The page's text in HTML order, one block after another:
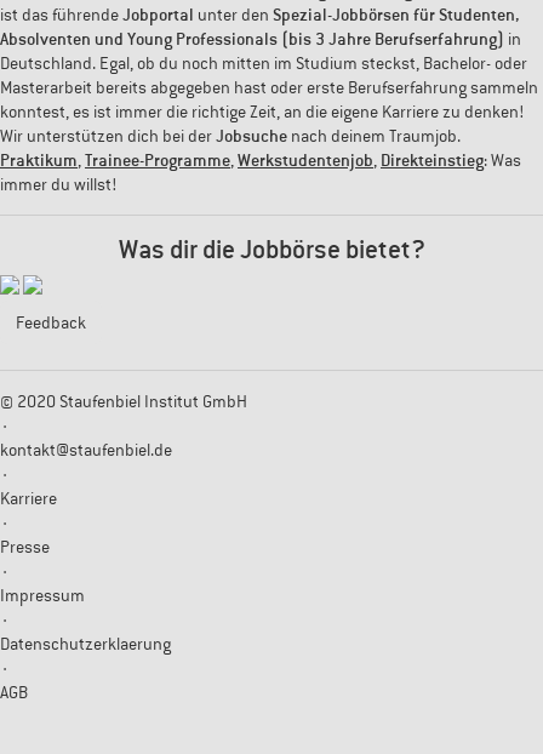
ist das führendeJobportal unter den Spezial-Jobbörsen für Studenten,
Absolventen und Young Professionals (bis 3 Jahre Berufserfahrung) in
Deutschland. Egal, ob du noch mitten im Studium steckst, Bachelor- oder
Masterarbeit bereits abgegeben hast oder erste Berufserfahrung sammeln
konntest, es ist immer die richtige Zeit, an die eigene Karriere zu denken!
Wir unterstützen dich bei derJobsuche nach deinem Traumjob.
Praktikum Trainee-Programme Werkstudentenjob Direkteinstieg: Was
immer du willst!
Was dir die Jobbörse bietet?
Feedback
© 2020 Staufenbiel Institut GmbH
·
kontakt@staufenbiel.de
·
Karriere
·
Presse
·
Impressum
·
Datenschutzerklaerung
·
AGB